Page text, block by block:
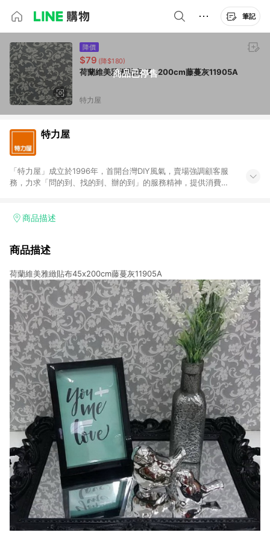
筆記
商品已停售
降價
$79 (降$180)
荷蘭維美雅緻貼布45x200cm藤蔓灰11905A
特力屋
特力屋
「特力屋」成立於1996年，首開台灣DIY風氣，賣場強調顧客服
務，力求「問的到、找的到、辦的到」的服務精神，提供消費者
客找到居家修繕、佈置或裝潢時所需；另外，在各家分店內規劃
等各方面進行整合，提升服務質感，期望每一位來店顧客，能輕
結帳流程(Easy to buy)、每次到「特力屋」購物都能得到新的啟
發與靈感(Exciting experience)，同時持續提供消費者居家修繕
最佳解決方案，以創造優質居家環境為首要目標，成為消費者打
造幸福家園時的優先選擇。
商品描述
商品描述
荷蘭維美雅緻貼布45x200cm藤蔓灰11905A